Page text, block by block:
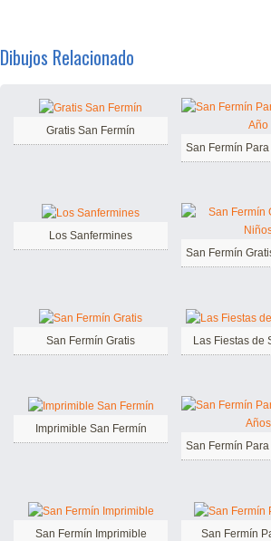
Dibujos Relacionado
Gratis San Fermín
Los Sanfermines
San Fermín Gratis Las Fiestas de
Imprimible San Fermín
San Fermín Imprimible San Fermín